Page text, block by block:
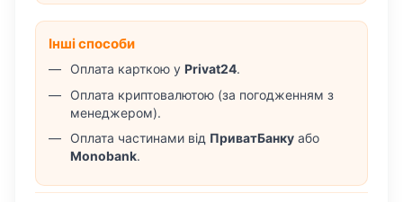
Інші способи
Оплата карткою у Privat24.
Оплата криптовалютою (за погодженням з
менеджером).
Оплата частинами від ПриватБанку або
Monobank.